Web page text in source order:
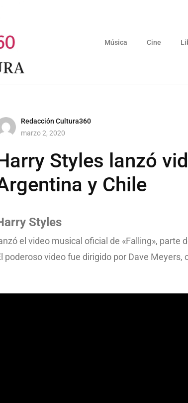
Música Cine
Redacción Cultura360
marzo 2, 2020
Styles lanzó
y Chile
Styles
el video musical oficial de «Falling»,
poderoso video fue dirigido por Dave